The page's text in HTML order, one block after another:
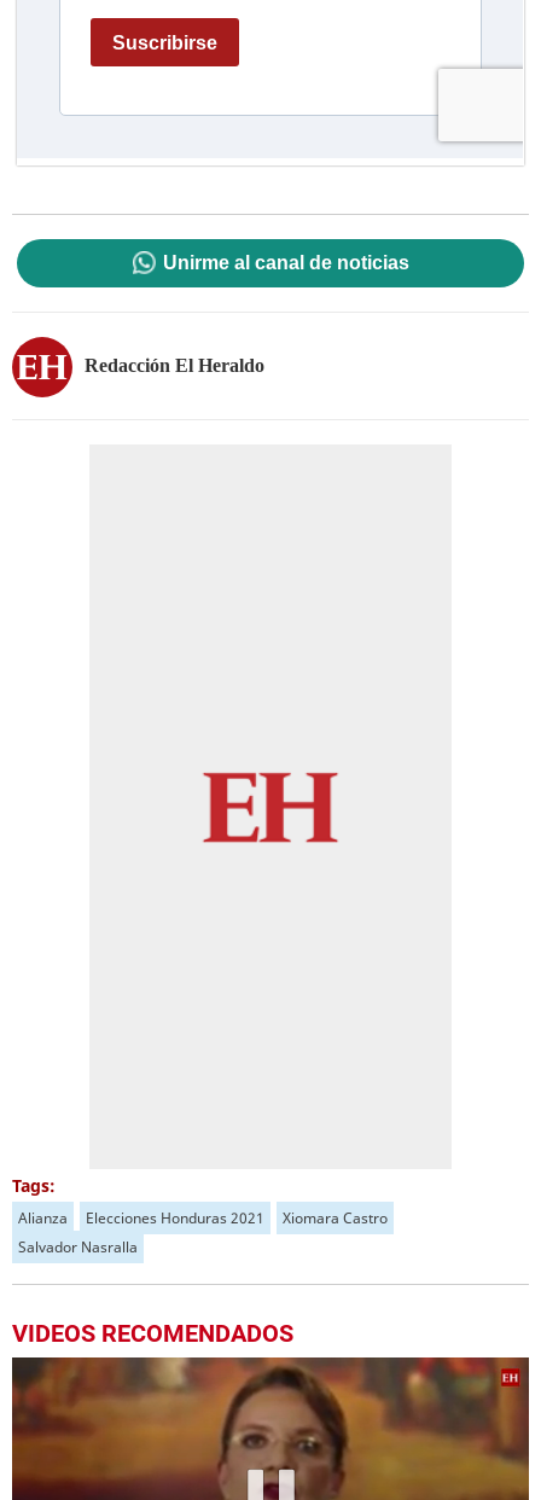
Unirme al canal de noticias
Redacción El Heraldo
Tags:
Alianza Elecciones Honduras 2021
Xiomara Castro
Salvador Nasralla
VIDEOS RECOMENDADOS